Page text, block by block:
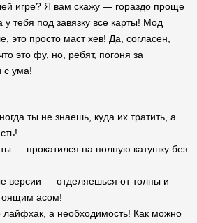
игре? Я вам скажу — гораздо проще
у тебя под завязку все карты! Мод
это просто маст хев! Да, согласен,
это фу, но, ребят, погоня за
с ума!
ты не знаешь, куда их тратить, а
— прокатился на полную катушку без
версии — отделяешься от толпы и
асом!
лайфхак, а необходимость! Как можно